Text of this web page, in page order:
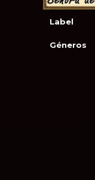
Label
Géneros